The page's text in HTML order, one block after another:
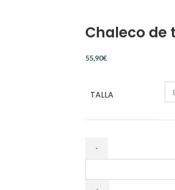
Chaleco de
€
TALLA